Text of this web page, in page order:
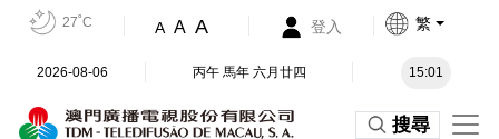
27˚C A A A 登入 繁
2026-08-06 丙午 馬年 六月廿四 15:01
搜尋